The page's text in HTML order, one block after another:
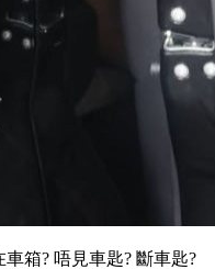
車箱? 唔見車匙? 斷車匙?